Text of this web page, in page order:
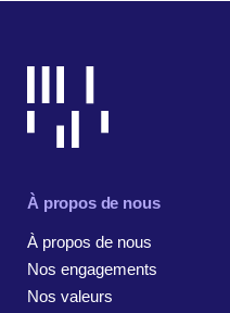
À propos de nous
À propos de nous
Nos engagements
Nos valeurs